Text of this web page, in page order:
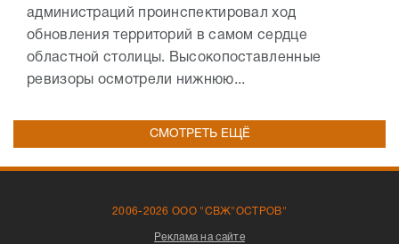
администраций проинспектировал ход
обновления территорий в самом сердце
областной столицы. Высокопоставленные
ревизоры осмотрели нижнюю...
СМОТРЕТЬ ЕЩЁ
2006-2026 ООО "СВЖ"ОСТРОВ"
Реклама на сайте